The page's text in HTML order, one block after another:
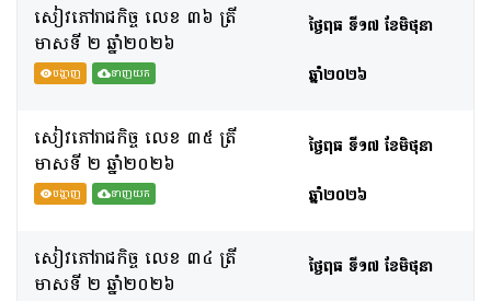
សៀវភៅរាជកិច្ច លេខ ៣៦ ត្រី
មាសទី​ ២ ឆ្នាំ២០២៦
បង្ហាញ ទាញយក
ថ្ងៃពុធ ទី១៧ ខែមិថុនា
ឆ្នាំ២០២៦
សៀវភៅរាជកិច្ច លេខ ៣៥ ត្រី
មាសទី​ ២ ឆ្នាំ២០២៦
បង្ហាញ ទាញយក
ថ្ងៃពុធ ទី១៧ ខែមិថុនា
ឆ្នាំ២០២៦
សៀវភៅរាជកិច្ច លេខ ៣៤ ត្រី
មាសទី​ ២ ឆ្នាំ២០២៦
ថ្ងៃពុធ ទី១៧ ខែមិថុនា